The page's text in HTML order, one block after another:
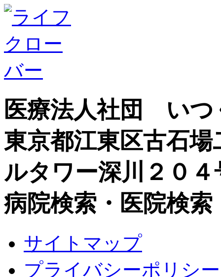
医療法人社団 い
東京都江東区古石
ルタワー深川２０
病院検索・医院検索
サイトマップ
プライバシーポリシー